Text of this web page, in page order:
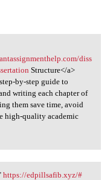
diss
Structure</a>
by-step guide to
writing each chapter of
them save time, avoid
high-quality academic
https://edpillsafib.xyz/#